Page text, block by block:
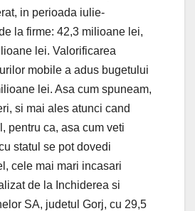
in perioada iulie-
la firme: 42,3 milioane lei,
lei. Valorificarea
mobile a adus bugetului
lei. Asa cum spuneam,
si mai ales atunci cand
pentru ca, asa cum veti
statul se pot dovedi
cele mai mari incasari
de la Inchiderea si
SA, judetul Gorj, cu 29,5